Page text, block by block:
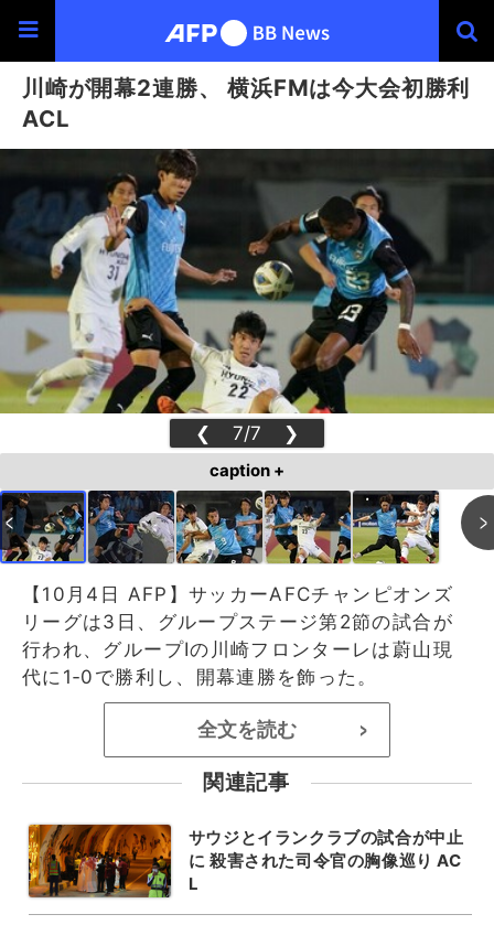
川崎が開幕2連勝、 横浜FMは今大会初勝利
ACL
❮ 7/7 ❯
caption +
【10月4日 AFP】サッカーAFCチャンピオンズ
リーグは3日、グループステージ第2節の試合が
行われ、グループIの川崎フロンターレは蔚山現
代に1‐0で勝利し、開幕連勝を飾った。
全文を読む >
関連記事
サウジとイランクラブの試合が中止
に 殺害された司令官の胸像巡り AC
L